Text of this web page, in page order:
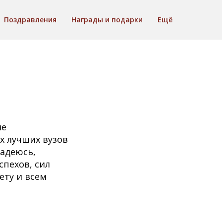
Поздравления Награды и подарки Ещё
лучших вузов
сил
и всем